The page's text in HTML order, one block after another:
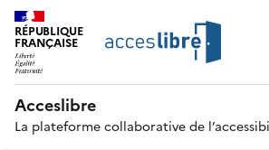
RÉPUBLIQUE
FRANÇAISE
Acceslibre
La plateforme collaborative de